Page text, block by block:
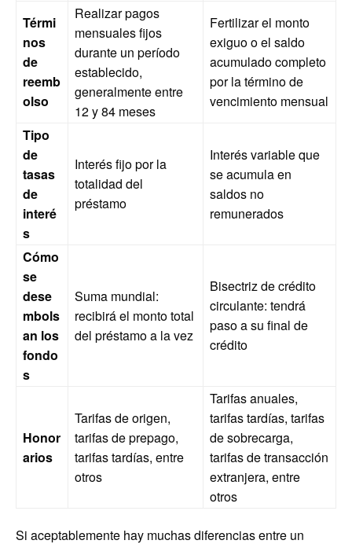
Térmi
nos
de
reemb
olso
Realizar pagos
mensuales fijos
durante un período
establecido,
generalmente entre
12 y 84 meses
Fertilizar el monto
exiguo o el saldo
acumulado completo
por la término de
vencimiento mensual
Tipo
de
tasas
de
interé
s
Interés fijo por la
totalidad del
préstamo
Interés variable que
se acumula en
saldos no
remunerados
Cómo
se
dese
mbols
an los
fondo
s
Suma mundial:
recibirá el monto total
del préstamo a la vez
Bisectriz de crédito
circulante: tendrá
paso a su final de
crédito
Honor
arios
Tarifas de origen,
tarifas de prepago,
tarifas tardías, entre
otros
Tarifas anuales,
tarifas tardías, tarifas
de sobrecarga,
tarifas de transacción
extranjera, entre
otros
Si aceptablemente hay muchas diferencias entre un